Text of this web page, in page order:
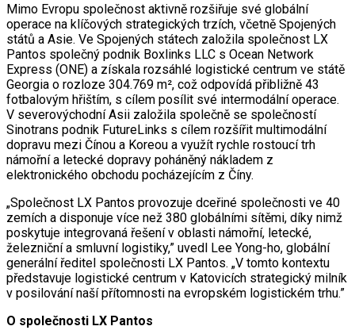
Mimo Evropu společnost aktivně rozšiřuje své globální
operace na klíčových strategických trzích, včetně Spojených
států a Asie. Ve Spojených státech založila společnost LX
Pantos společný podnik Boxlinks LLC s Ocean Network
Express (ONE) a získala rozsáhlé logistické centrum ve státě
Georgia o rozloze 304.769 m², což odpovídá přibližně 43
fotbalovým hřištím, s cílem posílit své intermodální operace.
V severovýchodní Asii založila společně se společností
Sinotrans podnik FutureLinks s cílem rozšířit multimodální
dopravu mezi Čínou a Koreou a využít rychle rostoucí trh
námořní a letecké dopravy poháněný nákladem z
elektronického obchodu pocházejícím z Číny.
„Společnost LX Pantos provozuje dceřiné společnosti ve 40
zemích a disponuje více než 380 globálními sítěmi, díky nimž
poskytuje integrovaná řešení v oblasti námořní, letecké,
železniční a smluvní logistiky,” uvedl Lee Yong-ho, globální
generální ředitel společnosti LX Pantos. „V tomto kontextu
představuje logistické centrum v Katovicích strategický milník
v posilování naší přítomnosti na evropském logistickém trhu.”
O společnosti LX Pantos